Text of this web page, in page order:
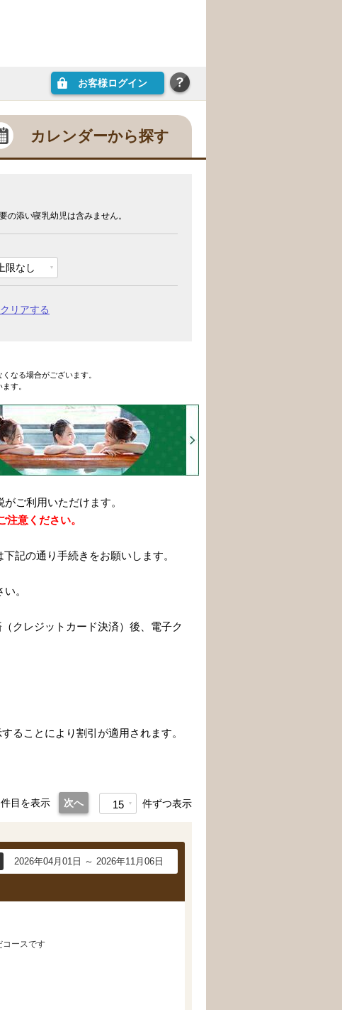
お客様ログイン
カレンダーから探す
の添い寝乳幼児は含みません。
上限なし
リアする
なる場合がございます。
す。
ご利用いただけます。
意ください。
記の通り手続きをお願いします。
。
クレジットカード決済）後、電子ク
ることにより割引が適用されます。
15 件ずつ表示
件目を表示 次へ
2026年04月01日 ～ 2026年11月06日
コースです